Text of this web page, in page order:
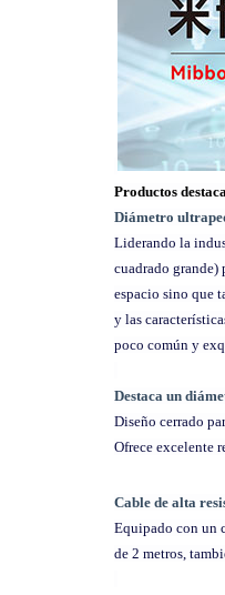
Productos
Diámetro
Liderando la
cuadrado grande)
espacio sino que
y las
poco común y
Destaca un
Diseño cerrado
Ofrece excelente
Cable de alta
Equipado con un
de 2 metros,